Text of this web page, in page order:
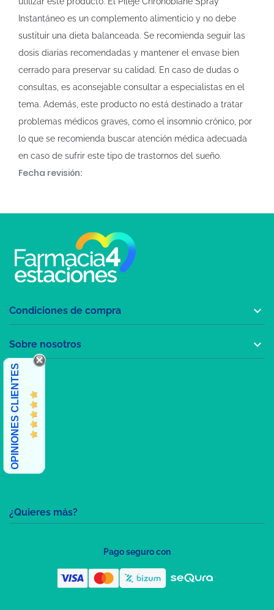
Instantáneo es un complemento alimenticio y no debe
sustituir una dieta balanceada. Se recomienda seguir las
dosis diarias recomendadas y mantener el envase bien
cerrado para preservar su calidad. En caso de dudas o
consultas, es aconsejable consultar a especialistas en el
tema. Además, este producto no está destinado a tratar
problemas médicos graves, como el insomnio crónico, por
lo que se recomienda buscar atención médica adecuada
en caso de sufrir este tipo de trastornos del sueño.
Fecha revisión:
¿Quieres más?
Condiciones de compra 
Sobre nosotros 
OPINIONES CLIENTES
Pago seguro con